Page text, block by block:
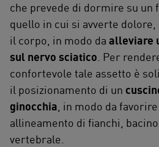
che prevede di dormire su un
quello in cui si avverte
il corpo, in modo da alleviare
sul nervo sciatico . Per
confortevole tale assetto è
il posizionamento di un
ginocchia , in modo da
allineamento di fianchi,
vertebrale.